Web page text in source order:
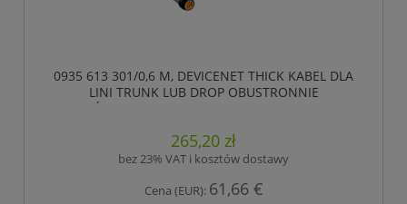
0935 613 301/0,6 M, DEVICENET THICK KABEL DLA
LINI TRUNK LUB DROP OBUSTRONNIE
ZAKOŃCZONY KONFEKCJONOWANY, 5 POLOWY
ZŁĄCZA ŻEŃSKIEGO PROSTEGO 7/8 ., LUMBERG
AUTOMATION
265,20 zł
bez 23% VAT i kosztów dostawy
Cena (EUR): 61,66 €